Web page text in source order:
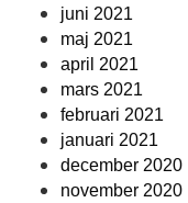
juni 2021
maj 2021
april 2021
mars 2021
februari 2021
januari 2021
december 2020
november 2020